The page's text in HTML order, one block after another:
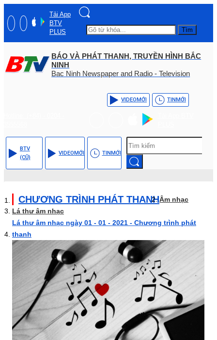
Tải App
BTV
PLUS
Tìm
BÁO VÀ PHÁT THANH, TRUYỀN HÌNH BẮC
NINH
Bac Ninh Newspaper and Radio - Television
VIDEOMỚI TINMỚI
BTV
(CŨ)
VIDEOMỚI TINMỚI
CHƯƠNG TRÌNH PHÁT THANHÂm nhạc
Lá thư âm nhạc
Lá thư âm nhạc ngày 01 - 01 - 2021 - Chương trình phát
thanh